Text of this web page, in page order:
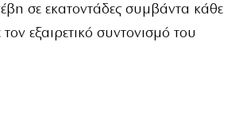
σε εκατοντάδες συμβάντα κάθε
εξαιρετικό συντονισμό του